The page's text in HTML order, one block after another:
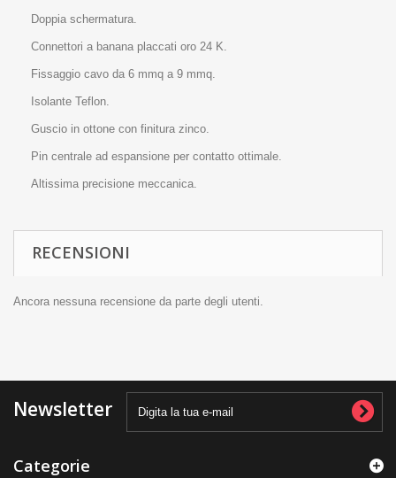
Doppia schermatura.
Connettori a banana placcati oro 24 K.
Fissaggio cavo da 6 mmq a 9 mmq.
Isolante Teflon.
Guscio in ottone con finitura zinco.
Pin centrale ad espansione per contatto ottimale.
Altissima precisione meccanica.
RECENSIONI
Ancora nessuna recensione da parte degli utenti.
Newsletter
Categorie